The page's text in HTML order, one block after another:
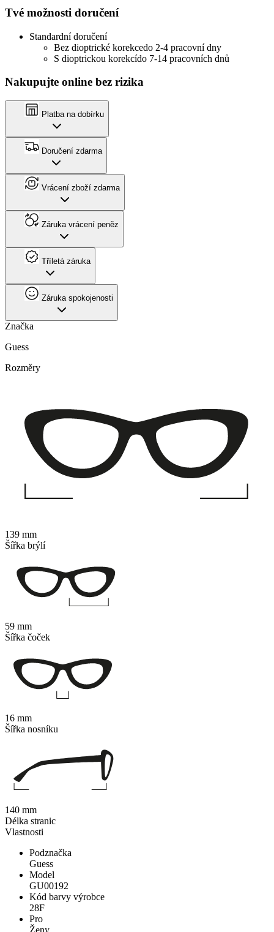
Tvé možnosti doručení
Standardní doručení
Bez dioptrické korekcedo 2-4 pracovní dny
S dioptrickou korekcído 7-14 pracovních dnů
Nakupujte online bez rizika
Platba na dobírku
Doručení zdarma
Vrácení zboží zdarma
Záruka vrácení peněz
Tříletá záruka
Záruka spokojenosti
Značka
Guess
Vlastnosti
Podznačka
Guess
Model
GU00192
Kód barvy výrobce
28F
Pro
Rozměry
139 mm
Šířka brýlí
59 mm
Šířka čoček
16 mm
Šířka nosníku
140 mm
Délka stranic